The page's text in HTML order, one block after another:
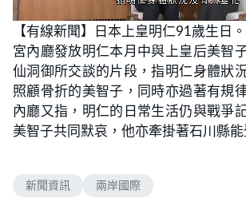
n
m
u
t
e
o
a
d
e
d
:
1
0
0
.
0
0
%
【有線新聞】日本上皇明仁91歲生日。
宮內廳發放明仁本月中與上皇后美智
仙洞御所交談的片段，指明仁身體狀
照顧骨折的美智子，同時亦過著有規
內廳又指，明仁的日常生活仍與戰爭
美智子共同默哀，他亦牽掛著石川縣能
新聞資訊 兩岸國際